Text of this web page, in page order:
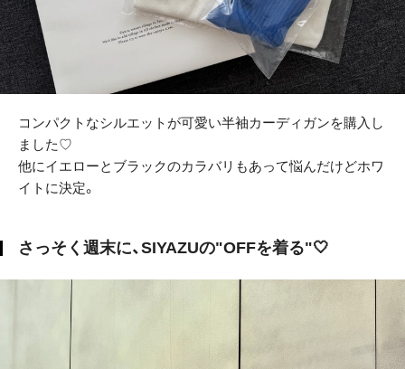
コンパクトなシルエットが可愛い半袖カーディガンを購入し
ました♡
他にイエローとブラックのカラバリもあって悩んだけどホワ
イトに決定。
さっそく週末に、SIYAZUの"OFFを着る"🤍